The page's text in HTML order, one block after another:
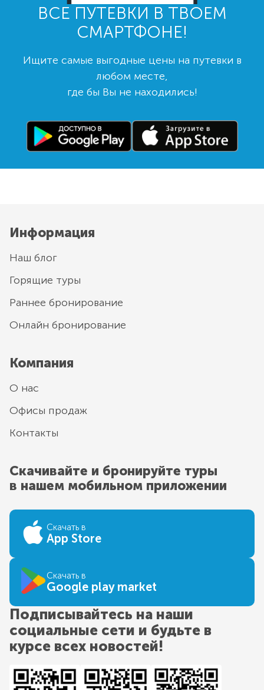
ВСЕ ПУТЕВКИ В ТВОЕМ
СМАРТФОНЕ!
Ищите самые выгодные цены на путевки в
любом месте,
где бы Вы не находились!
Информация
Наш блог
Горящие туры
Раннее бронирование
Онлайн бронирование
Компания
О нас
Офисы продаж
Контакты
Скачивайте и бронируйте туры
в нашем мобильном приложении
Скачать в
App Store
Скачать в
Google play market
Подписывайтесь на наши
социальные сети и будьте в
курсе всех новостей!